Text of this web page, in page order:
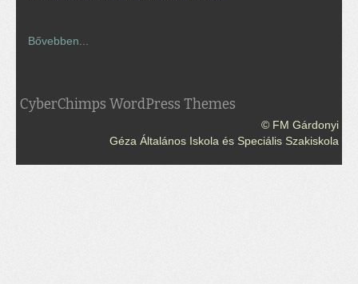
Bővebben...
CyberChimps WordPress Themes
© FM Gárdonyi
Géza Általános Iskola és Speciális Szakiskola